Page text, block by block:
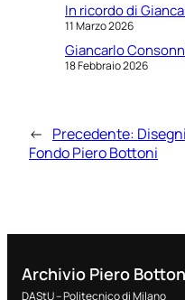
In ricordo di
11 Marzo 2026
Giancarlo
18 Febbraio 2026
← Precedente: Disegni
Fondo Piero Bottoni
Archivio Piero
DAStU – Politecnico di Milano